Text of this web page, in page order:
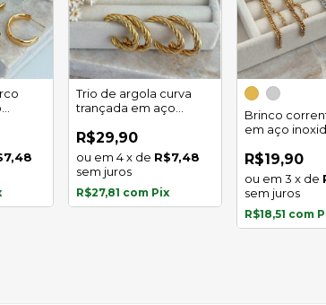
Trio de argola curva
trançada em aço
R$29,90
4 x de R$7,48
sem juros
R$27,81 com Pix
Brinco
em aço
R$19,90
3 x de
sem juros
R$18,51 com